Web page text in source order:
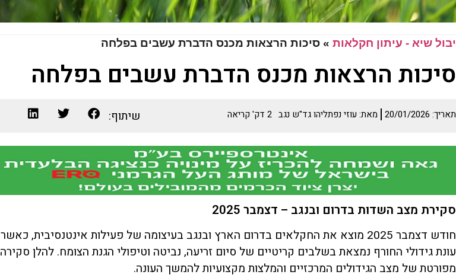
יבול שיא - עיתון חקלאות » סיכות הרצאות מכנס הדברת עשבים בפלחה
סיכות הרצאות מכנס הדברת עשבים בפלחה
תאריך: 20/01/2026 מאת: עוזי נפתליהו גד"ש נגב 2 דק' קריאה שיתוף:
סקירת מצב השדות בדרום ובנגב – דצמבר 2025
חודש דצמבר 2025 מוצא את החקלאים בדרום הארץ ובנגב בעיצומה של פעילות אינטנסיבית, כאשר
עונת גידולי החורף נמצאת בשלבים קריטיים של סיום זריעה, נביטה וטיפולי הגנת הצומח. להלן סקירה
מפורטת של מצב הגידולים המרכזיים והמלצות מקצועיות להמשך העונה.